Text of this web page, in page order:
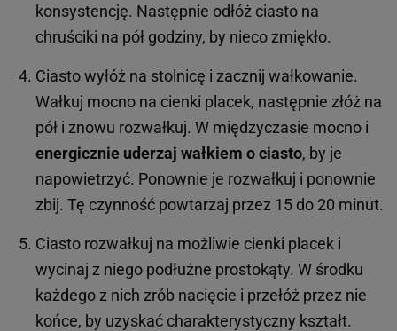
konsystencję. Następnie odłóż ciasto na
chruściki na pół godziny, by nieco zmiękło.
Ciasto wyłóż na stolnicę i zacznij wałkowanie.
Wałkuj mocno na cienki placek, następnie złóż na
pół i znowu rozwałkuj. W międzyczasie mocno i
energicznie uderzaj wałkiem o ciasto, by je
napowietrzyć. Ponownie je rozwałkuj i ponownie
zbij. Tę czynność powtarzaj przez 15 do 20 minut.
Ciasto rozwałkuj na możliwie cienki placek i
wycinaj z niego podłużne prostokąty. W środku
każdego z nich zrób nacięcie i przełóż przez nie
końce, by uzyskać charakterystyczny kształt.